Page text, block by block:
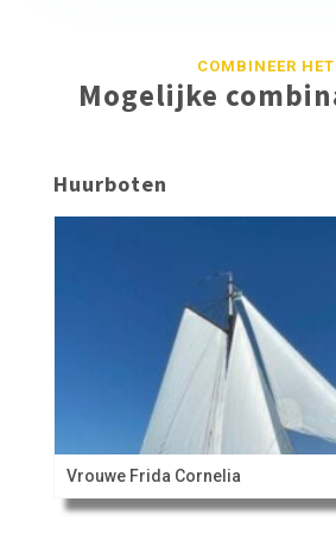
COMBINEER HET
Mogelijke
Huurboten
Vrouwe Frida Cornelia